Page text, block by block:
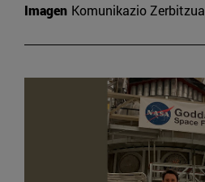
Imagen Komunikazio Zerbitzua